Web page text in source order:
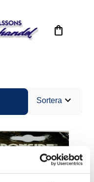
shopping_bag
Sortera expand_more